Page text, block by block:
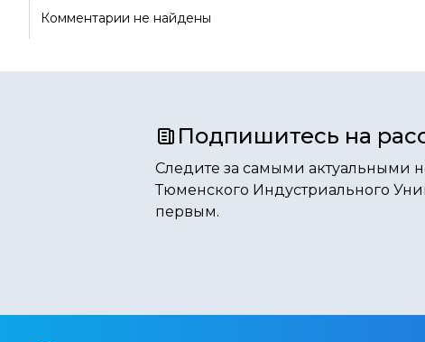
Комментарии не найдены
Подпишитесь на
Следите за самыми актуальными
Тюменского Индустриального
первым.